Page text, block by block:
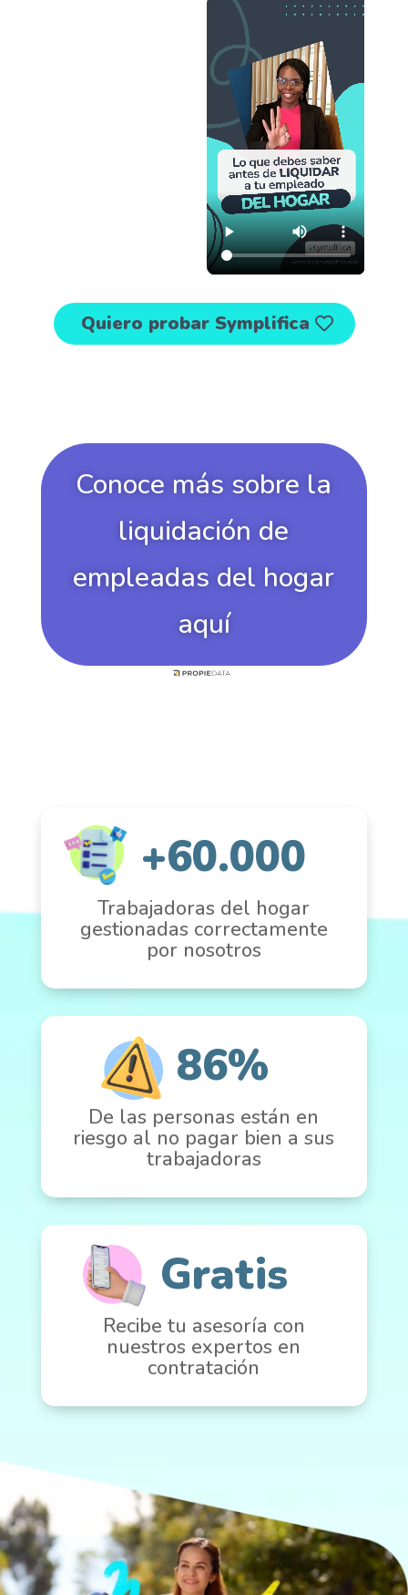
Quiero probar Symplifica
Conoce más sobre la
liquidación de
empleadas del hogar
aquí
+60.000
Trabajadoras del hogar
gestionadas correctamente
por nosotros
86%
De las personas están en
riesgo al no pagar bien a sus
trabajadoras
Gratis
Recibe tu asesoría con
nuestros expertos en
contratación